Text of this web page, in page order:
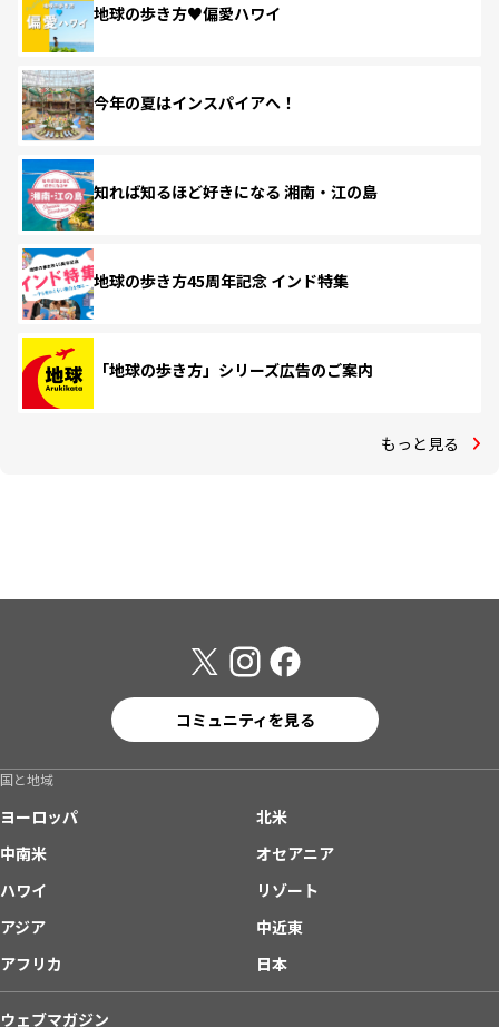
地球の歩き方♥偏愛ハワイ
今年の夏はインスパイアへ！
知れば知るほど好きになる 湘南・江の島
地球の歩き方45周年記念 インド特集
「地球の歩き方」シリーズ広告のご案内
もっと見る
コミュニティを見る
国と地域
ヨーロッパ
北米
中南米
オセアニア
ハワイ
リゾート
アジア
中近東
アフリカ
日本
ウェブマガジン